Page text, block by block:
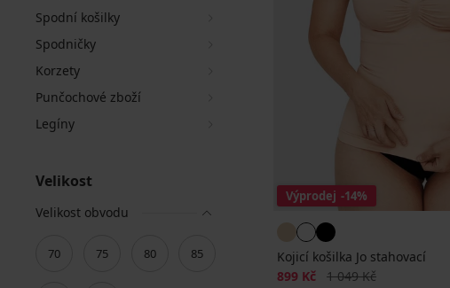
Spodní košilky
Spodničky
Korzety
Punčochové zboží
Legíny
Velikost
Velikost obvodu
70 75 80 85
Výprodej -14%
Kojicí košilka Jo stahovací
Sleva
899 Kč Původní cena
1 049 Kč